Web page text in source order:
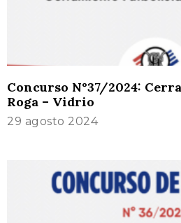
Concurso N°37/2024:
Roga – Vidrio
29 agosto 2024